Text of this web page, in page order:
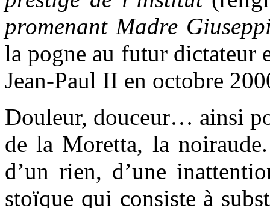
promenant Madre
la pogne au futur dictateur
Jean-Paul II en octobre
Douleur, douceur… ainsi
de la Moretta, la
d’un rien, d’une
stoïque qui consiste à